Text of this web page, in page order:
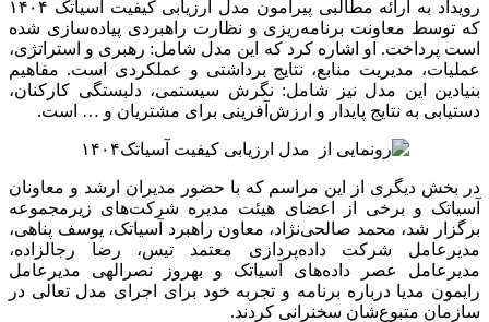
رویداد به ارائه مطالبی پیرامون مدل ارزیابی کیفیت آسیاتک ۱۴۰۴
که توسط معاونت برنامه‌ریزی و نظارت راهبردی پیاده‌سازی شده
است پرداخت. او اشاره کرد که این مدل شامل: رهبری و استراتژی،
عملیات، مدیریت منابع، نتایج برداشتی و عملکردی است. مفاهیم
بنیادین این مدل نیز شامل: نگرش سیستمی، دلبستگی کارکنان،
دستیابی به نتایج پایدار و ارزش‌آفرینی برای مشتریان و … است.
در بخش دیگری از این مراسم که با حضور مدیران ارشد و معاونان
آسیاتک و برخی از اعضای هیئت مدیره شرکت‌های زیرمجموعه
برگزار شد، محمد صالحی‌نژاد، معاون راهبرد آسیاتک، یوسف پناهی،
مدیرعامل شرکت داده‌پردازی معتمد تیس، رضا رجالزاده،
مدیرعامل عصر داده‌های آسیاتک و بهروز نصرالهی مدیرعامل
رایمون مدیا درباره برنامه و تجربه خود برای اجرای مدل تعالی در
سازمان متبوع‌شان سخنرانی کردند.